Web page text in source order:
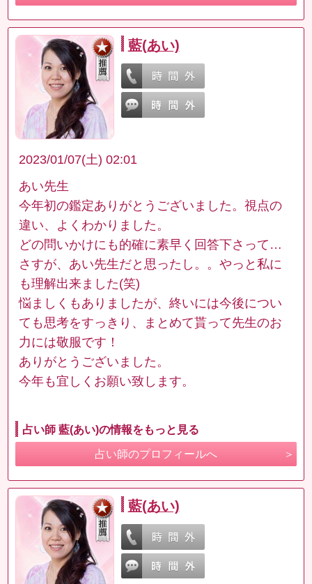
藍(あい)
2023/01/07(土) 02:01
あい先生
今年初の鑑定ありがとうございました。視点の
違い、よくわかりました。
どの問いかけにも的確に素早く回答下さって…
さすが、あい先生だと思ったし。。やっと私に
も理解出来ました(笑)
悩ましくもありましたが、終いには今後につい
ても思考をすっきり、まとめて貰って先生のお
力には敬服です！
ありがとうございました。
今年も宜しくお願い致します。
占い師 藍(あい)の情報をもっと見る
占い師のプロフィールへ
藍(あい)